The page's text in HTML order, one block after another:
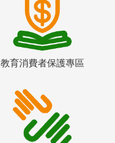
教育消費者保護專區